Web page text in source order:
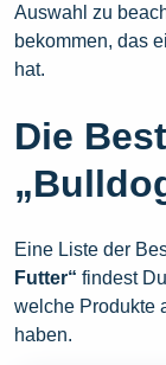
Auswahl zu
bekommen, das
hat.
Die
Eine Liste der
Futter“ findest
welche Produkte
haben.